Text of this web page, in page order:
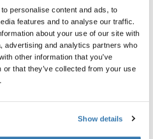
personalise content and ads, to
features and to analyse our traffic.
about your use of our site with
advertising and analytics partners who
other information that you’ve
or that they’ve collected from your use
Show details
Thule Motion 3 Black Glossy (selected)